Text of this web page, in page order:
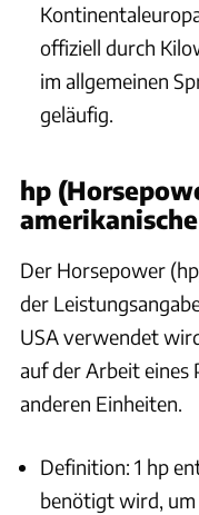
offiziell durch
im allgemeinen
geläufig.
hp
Der Horsepower
der
USA verwendet
auf der Arbeit eines
anderen Einheiten.
Definition: 1 hp
benötigt wird, um